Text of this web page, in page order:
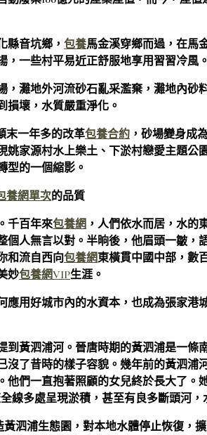
縣音坑鄉， 包養馬金溪穿鄉而過，在馬
，一些村平易近正舒服地享用習習冷風。
，灘地外河流砂石亂采濫棄，灘地內砂
損壞，水質嚴重淨化。
末一年多的改革包養合約 ，砂場變身成
姚家源村水上樂土、下淤村戀愛主題公
型的一個縮影。
養網單次的品質
千百年來包養網 ，人們依水而居，水的
個人無言以對。半晌後，他眉頭一皺，
和流自西向包養網東橫貫中國中部，數
妙包養網VIP生涯。
應用好城市內的水資本，也成為張家港
到黃泗浦河。晉唐時期的黃泗浦是一條
沒了昔時的樣子容貌。幾年前的黃泗浦
他們一直抱著照顧的女兒終於長大了。
線多處呈現淤積，甚至有良多斷頭河，
黃泗浦生態園，對本地水體停止恢復，